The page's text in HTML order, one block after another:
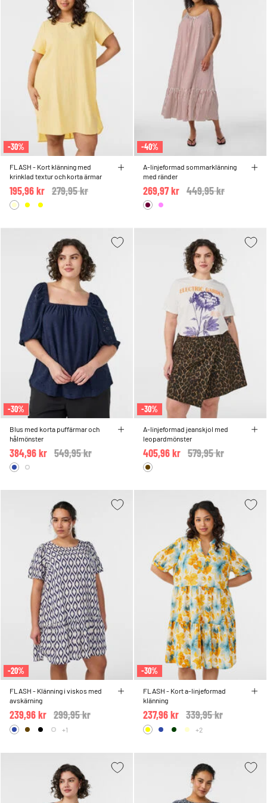
-30%
FLASH - Kort klänning med
krinklad textur och korta ärmar
Price reduced from
279,95 kr
195,96 kr
-40%
A-linjeformad sommarklänning
med ränder
Price reduced from
449,95 kr
269,97 kr
-30%
Blus med korta puffärmar och
hålmönster
Price reduced from
549,95 kr
384,96 kr
-30%
A-linjeformad jeanskjol med
leopardmönster
Price reduced from
579,95 kr
405,96 kr
-20%
FLASH - Klänning i viskos med
avskärning
Price reduced from
299,95 kr
239,96 kr
+1
-30%
FLASH - Kort a-linjeformad
klänning
Price reduced from
339,95 kr
237,96 kr
+2